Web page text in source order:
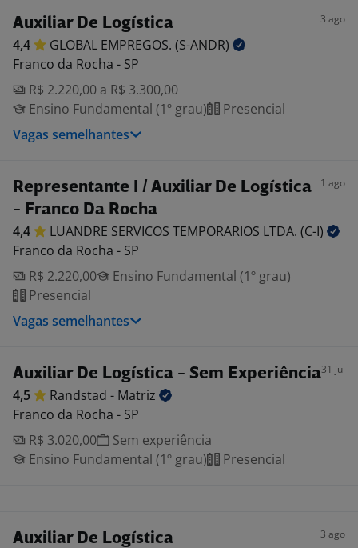
Auxiliar De Logística 3 ago
4,4 GLOBAL EMPREGOS. (S-ANDR)
Franco da Rocha - SP
R$ 2.220,00 a R$ 3.300,00
Ensino Fundamental (1º grau)
Presencial
Vagas semelhantes
Representante I / Auxiliar De Logística
- Franco Da Rocha
1 ago
4,4 LUANDRE SERVICOS TEMPORARIOS LTDA. (C-I)
Franco da Rocha - SP
R$ 2.220,00
Ensino Fundamental (1º grau)
Presencial
Vagas semelhantes
Auxiliar De Logística - Sem Experiência31 jul
4,5 Randstad - Matriz
Franco da Rocha - SP
R$ 3.020,00
Sem experiência
Ensino Fundamental (1º grau)
Presencial
Auxiliar De Logística 3 ago